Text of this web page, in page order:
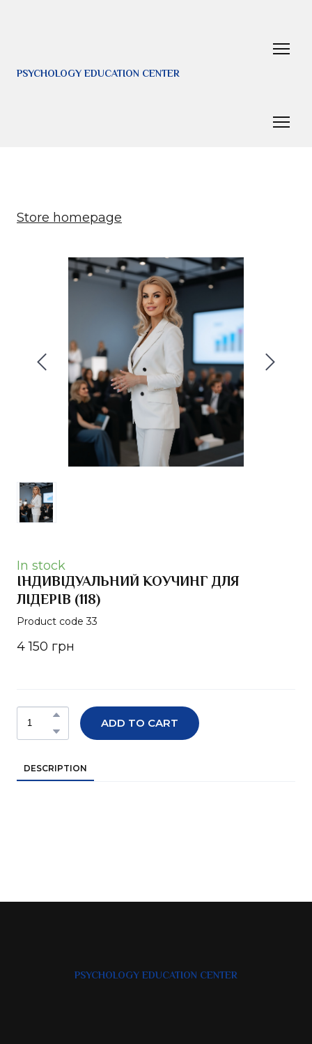
PSYCHOLOGY EDUCATION CENTER
Store homepage
In stock
ІНДИВІДУАЛЬНИЙ КОУЧИНГ ДЛЯ
ЛІДЕРІВ (118)
Product code 33
4 150 грн
ADD TO CART
DESCRIPTION
PSYCHOLOGY EDUCATION CENTER